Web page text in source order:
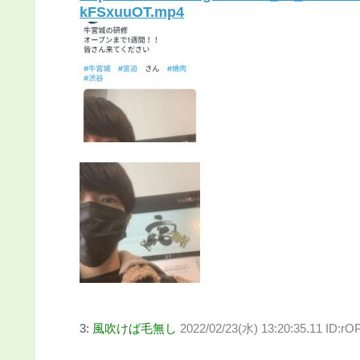
kFSxuuOT.mp4
3: 風吹けば毛無し 2022/02/23(水) 13:20:35.11